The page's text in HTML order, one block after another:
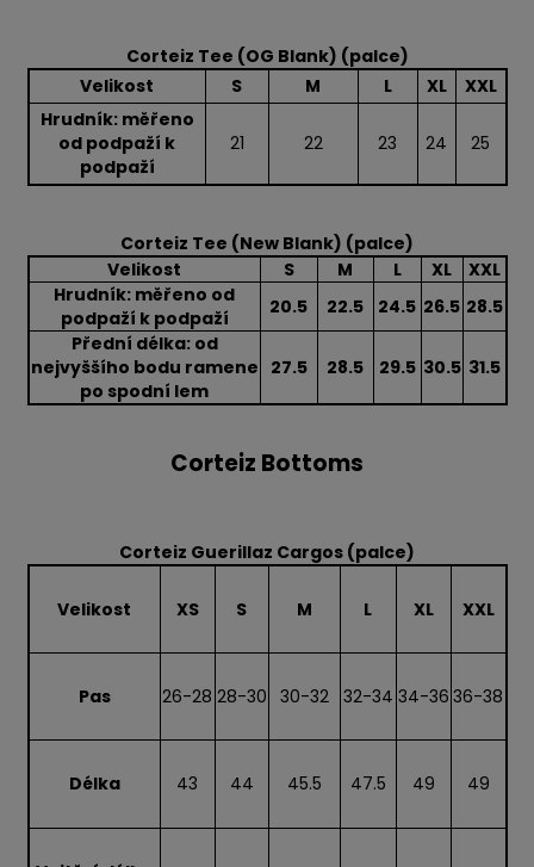
Corteiz Tee (OG Blank) (palce)
Velikost
S M L XL
XXL
Hrudník: měřeno
od podpaží k
podpaží
21 22 23 24 25
Corteiz Tee (New Blank) (palce)
Velikost
S M L XL
XXL
Hrudník: měřeno od
podpaží k podpaží
20.5 22.5 24.5 26.5 28.5
Přední délka: od
nejvyššího bodu ramene
po spodní lem
27.5 28.5 29.5 30.5 31.5
Corteiz Bottoms
Corteiz Guerillaz Cargos (palce)
Velikost XS S M L XL XXL
Pas 26-28 28-30 30-32 32-34 34-36 36-38
Délka 43 44 45.5 47.5 49 49